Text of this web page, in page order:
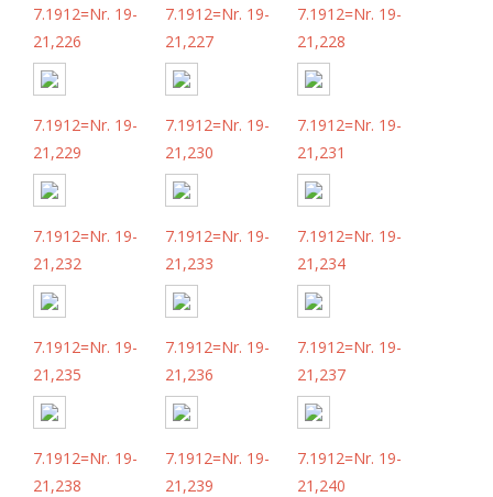
7.1912=Nr. 19-
21,226
7.1912=Nr. 19-
21,227
7.1912=Nr. 19-
21,228
7.1912=Nr. 19-
21,229
7.1912=Nr. 19-
21,230
7.1912=Nr. 19-
21,231
7.1912=Nr. 19-
21,232
7.1912=Nr. 19-
21,233
7.1912=Nr. 19-
21,234
7.1912=Nr. 19-
21,235
7.1912=Nr. 19-
21,236
7.1912=Nr. 19-
21,237
7.1912=Nr. 19-
21,238
7.1912=Nr. 19-
21,239
7.1912=Nr. 19-
21,240